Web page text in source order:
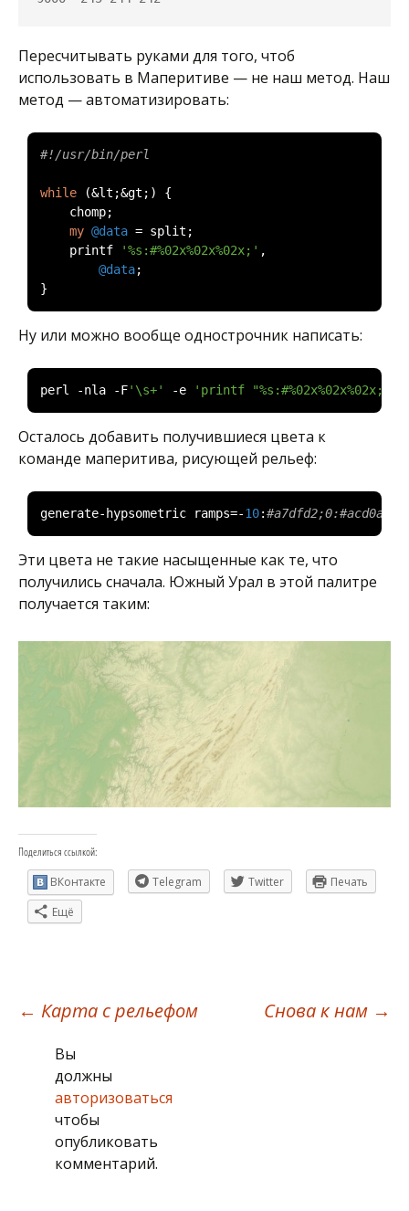
Пересчитывать руками для того, чтоб
использовать в Маперитиве — не наш метод. Наш
метод — автоматизировать:
#!/usr/bin/perl
while (&lt ;&gt ;)
{
    chomp
;
my @data = split ;
    printf
'%s:#%02x%02x%02x;' ,
@data;
}
Ну или можно вообще однострочник написать:
perl -nla -F'\s+' -e 'printf "%s:#%02x%02x%02x;",
Осталось добавить получившиеся цвета к
команде маперитива, рисующей рельеф:
generate- hypsometric ramps=-10:
Эти цвета не такие насыщенные как те, что
получились сначала. Южный Урал в этой палитре
получается таким:
Поделиться ссылкой:
ВКонтакте
Telegram Twitter
Печать
Ещё
Навигация
записям
← Карта с рельефом Снова к нам →
Вы
должны
авторизоваться
чтобы
опубликовать
комментарий.